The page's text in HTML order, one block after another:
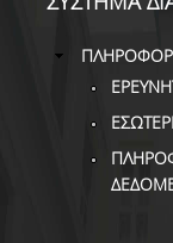
Από τους
Αξιολόγηση
Αξιολόγηση